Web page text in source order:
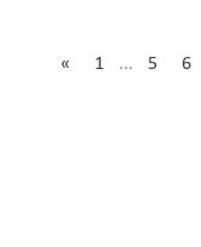
« 1 ... 5 6